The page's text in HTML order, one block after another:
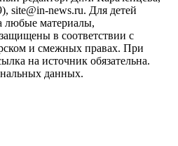
site@in-news.ru. Для детей
любые материалы,
в соответствии с
и смежных правах. При
на источник обязательна.
данных.